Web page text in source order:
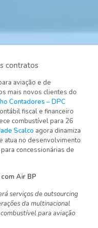
contratos
aviação e de
mais novos clientes do
Contadores – DPC
fiscal e financeiro
combustível para 26
Scalco agora dinamiza
atua no desenvolvimento
concessionárias de
Air BP
serviços de outsourcing
da multinacional
para aviação